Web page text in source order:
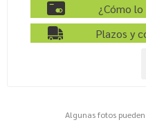
¿Cómo
Plazos y
Algunas fotos